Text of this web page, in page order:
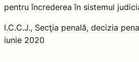
pentru încrederea în sistemul
I.C.C.J., Secţia penală, decizia
iunie 2020